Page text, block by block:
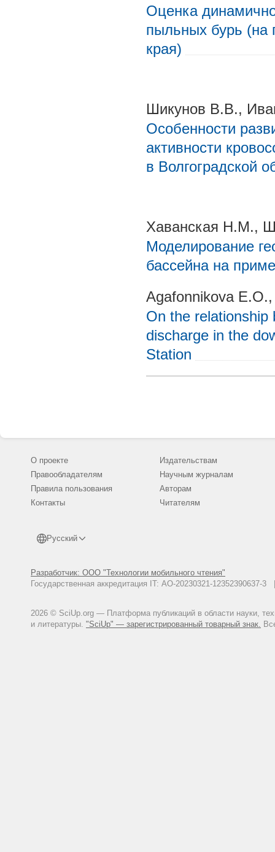
Оценка
пыльных бурь (на
края)
Шикунов В.В.,
Особенности
активности
в Волгоградской
Хаванская Н.М.,
Моделирование
бассейна на
Agafonnikova
On the relationship
discharge in the
Station
О проекте
Правообладателям
Правила пользования
Контакты
Русский
Разработчик: ООО "Технологии мобильного чтения"
Государственная аккредитация IT: АО-20230321-
2026 © SciUp.org — Платформа публикаций в области науки,
и литературы. "SciUp" — зарегистрированный товарный знак.
Издательствам
Научным журналам
Авторам
Читателям